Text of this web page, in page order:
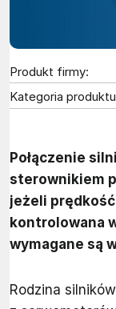
Produkt firmy:
Kategoria
Połączenie
sterownikiem
jeżeli
kontrolowana
wymagane są
Rodzina